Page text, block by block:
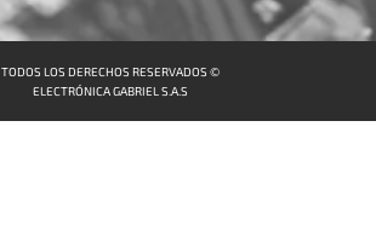
TODOS LOS DERECHOS RESERVADOS ©
ELECTRÓNICA GABRIEL S.A.S